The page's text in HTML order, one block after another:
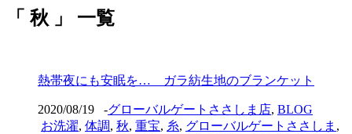
「 秋 」 一覧
熱帯夜にも安眠を… ガラ紡生地のブランケット
2020/08/19 -グローバルゲートささしま店, BLOG
お洗濯, 体調, 秋, 重宝, 糸, グローバルゲートささしま ,